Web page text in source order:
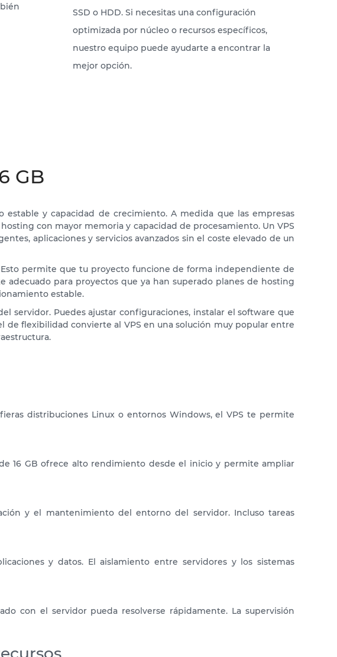
SSD o HDD. Si necesitas una configuración
optimizada por núcleo o recursos específicos,
nuestro equipo puede ayudarte a encontrar la
mejor opción.
GB
y capacidad de crecimiento. A medida que las empresas
con mayor memoria y capacidad de procesamiento. Un VPS
aplicaciones y servicios avanzados sin el coste elevado de un
permite que tu proyecto funcione de forma independiente de
adecuado para proyectos que ya han superado planes de hosting
estable.
servidor. Puedes ajustar configuraciones, instalar el software que
flexibilidad convierte al VPS en una solución muy popular entre
distribuciones Linux o entornos Windows, el VPS te permite
16 GB ofrece alto rendimiento desde el inicio y permite ampliar
y el mantenimiento del entorno del servidor. Incluso tareas
y datos. El aislamiento entre servidores y los sistemas
con el servidor pueda resolverse rápidamente. La supervisión